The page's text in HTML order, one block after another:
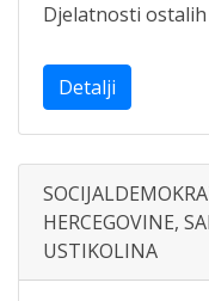
Djelatnosti
Detalji
HERCEGOVINE,
USTIKOLINA